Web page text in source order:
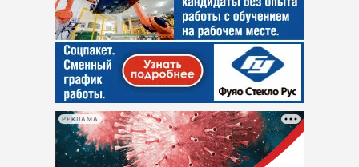
РЕКЛАМА